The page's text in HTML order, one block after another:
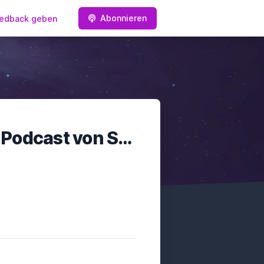
geben Abonnieren
Star Trek & Science Fiction Podcast von ScifiNews.DE